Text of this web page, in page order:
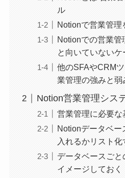
ル
Notionで営業管理
Notionでの営業管
と向いていないケ
他のSFAやCRM
業管理の強みと弱
Notion営業管理シス
営業管理に必要
Notionデータベー
入れるかリスト化
データベースご
イメージしておく